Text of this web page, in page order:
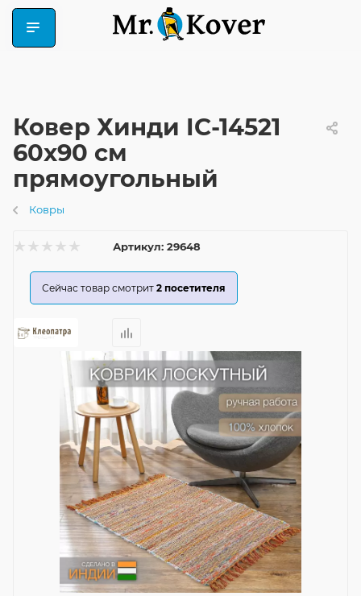
Ковер Хинди IC-14521
60x90 см
прямоугольный
Ковры
Артикул: 29648
Сейчас товар смотрит 2 посетителя